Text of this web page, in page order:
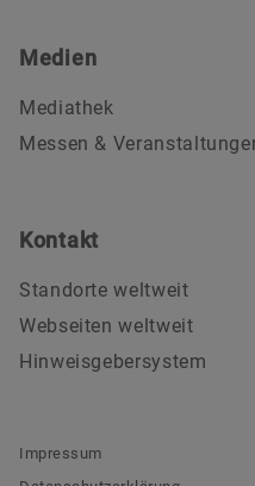
Medien
Mediathek
Messen &
Kontakt
Standorte weltweit
Webseiten weltweit
Hinweisgebersystem
Impressum